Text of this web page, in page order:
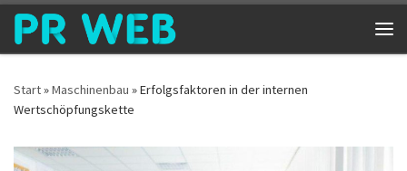
Zum Inhalt springen
Start»Maschinenbau »Erfolgsfaktoren in der internen
Wertschöpfungskette